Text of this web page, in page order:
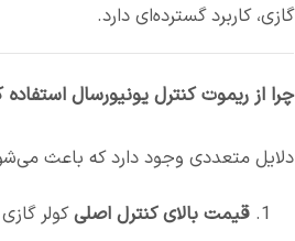
گازی، کاربرد گسترده‌ای دارد.
چرا از ریموت کنترل یونیورسال استفاده
دلایل متعددی وجود دارد که باعث
قیمت بالای کنترل اصلیکولر گازی